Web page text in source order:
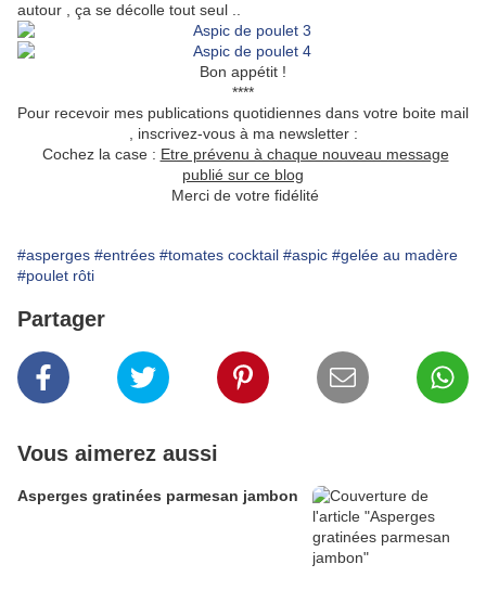
autour , ça se décolle tout seul ..
Bon appétit !
****
Pour recevoir mes publications quotidiennes dans votre boite mail
, inscrivez-vous à ma newsletter :
Cochez la case : Etre prévenu à chaque nouveau message
publié sur ce blog
Merci de votre fidélité
#asperges #entrées #tomates cocktail #aspic #gelée au madère
#poulet rôti
Partager
Vous aimerez aussi
Asperges gratinées parmesan jambon